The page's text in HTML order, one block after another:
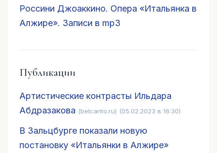
Россини Джоаккино. Опера «Итальянка в
Алжире». Записи в mp3
Публикации
Артистические контрасты Ильдара
Абдразакова (belcanto.ru) (05.02.2023 в 16:30)
В Зальцбурге показали новую
постановку «Итальянки в Алжире»